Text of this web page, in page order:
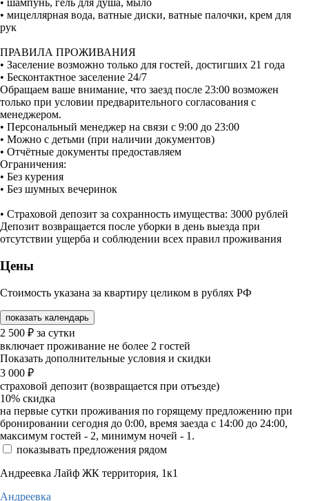
• шампунь, гель для душа, мыло
• мицеллярная вода, ватные диски, ватные палочки, крем для
рук
ПРАВИЛА ПРОЖИВАНИЯ
• Заселение возможно только для гостей, достигших 21 года
• Бесконтактное заселение 24/7
Обращаем ваше внимание, что заезд после 23:00 возможен
только при условии предварительного согласования с
менеджером.
• Персональный менеджер на связи с 9:00 до 23:00
• Можно с детьми (при наличии документов)
• Отчётные документы предоставляем
Ограничения:
• Без курения
• Без шумных вечеринок
• Страховой депозит за сохранность имущества: 3000 рублей
Депозит возвращается после уборки в день выезда при
отсутствии ущерба и соблюдении всех правил проживания
Цены
Стоимость указана за квартиру целиком в рублях РФ
показать календарь
2 500 ₽ за сутки
включает проживание не более 2 гостей
Показать дополнительные условия и скидки
3 000 ₽
страховой депозит (возвращается при отъезде)
10% скидка
на первые сутки проживания по горящему предложению при
бронировании сегодня до 0:00, время заезда с 14:00 до 24:00,
максимум гостей - 2, минимум ночей - 1.
показывать предложения рядом
Андреевка Лайф ЖК территория, 1к1
Андреевка